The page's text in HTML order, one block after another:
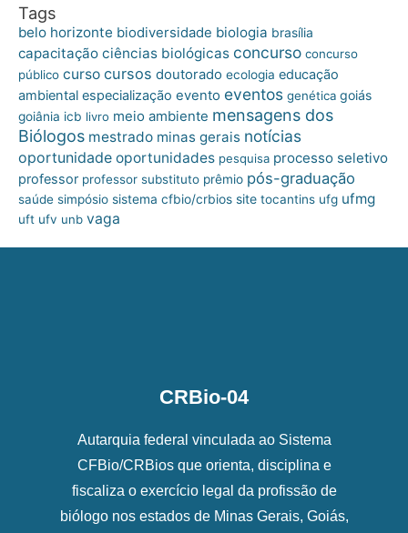
Tags
belo horizonte biodiversidade biologia brasília
capacitação ciências biológicas concurso concurso
público curso cursos doutorado ecologia educação
ambiental especialização evento eventos genética goiás
goiânia icb livro meio ambiente mensagens dos
Biólogos mestrado minas gerais notícias
oportunidade oportunidades pesquisa processo seletivo
professor professor substituto prêmio pós-graduação
saúde simpósio sistema cfbio/crbios site tocantins ufg ufmg
uft ufv unb vaga
CRBio-04
Autarquia federal vinculada ao Sistema
CFBio/CRBios que orienta, disciplina e
fiscaliza o exercício legal da profissão de
biólogo nos estados de Minas Gerais, Goiás,